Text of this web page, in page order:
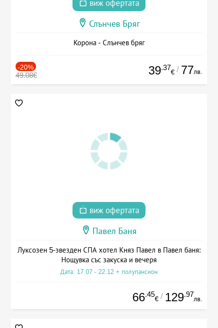
виж офертата
Слънчев Бряг
Корона - Слънчев бряг
-20%
49.08€ 39.37
€ / 77лв.
виж офертата
Павел Баня
Луксозен 5-звезден СПА хотел Княз Павел в Павел баня:
Нощувка със закуска и вечеря
Дата: 17.07 - 22.12 + полупансион
66.45
€ / 129.97
лв.